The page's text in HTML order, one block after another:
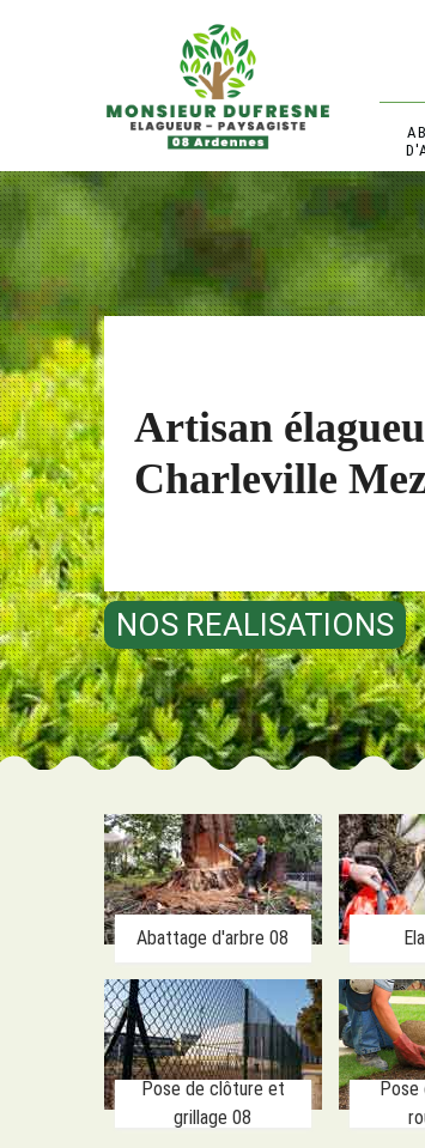
Artisan
Charleville
NOS REALISATIONS
Abattage d'arbre 08
Pose de clôture et
grillage 08
Pose